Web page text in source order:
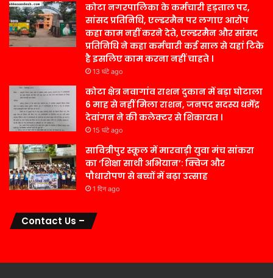
कोटा नगरपालिका के कर्मचारी हड़ताल पर,
सांसद प्रतिनिधि, एल्डरमैन पर लगाए आरोप
कहा काम नहीं करने देते, एल्डरमैन और सांसद
प्रतिनिधि ने कहा कर्मचारी कई साल से यहां टिके
है इसलिए काम करना नहीं चाहते ।
13 घंटे ago
कोटा क्षेत्र नवागांव राशन दुकान में बड़ा घोटाला
6 माह से नहीं मिला राशन, जनपद सदस्य धर्मेंद्र
देवांगन ने की कलेक्टर से शिकायत ।
15 घंटे ago
सावित्रीपुर स्कूल में मारवाड़ी युवा मंच सांकरा
का ‘शिक्षा साथी अभियान’: क्विज और
पौधारोपण से बच्चों में बढ़ा उत्साह
1 दिन ago
Contact Us –